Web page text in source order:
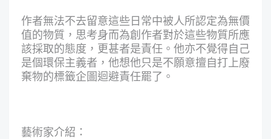
作者無法不去留意這些日常中被人所認定為無價
值的物質，思考身而為創作者對於這些物質所應
該採取的態度，更甚者是責任。他亦不覺得自己
是個環保主義者，他想他只是不願意擅自打上廢
棄物的標籤企圖迴避責任罷了。
藝術家介紹：